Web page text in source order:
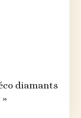
diamants